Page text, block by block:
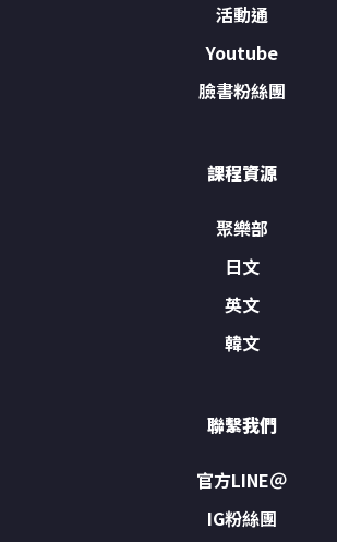
活動通
Youtube
臉書粉絲團
課程資源
聚樂部
日文
英文
韓文
聯繫我們
官方LINE＠
IG粉絲團